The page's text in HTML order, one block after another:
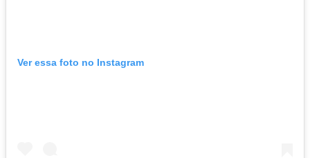
Ver essa foto no Instagram